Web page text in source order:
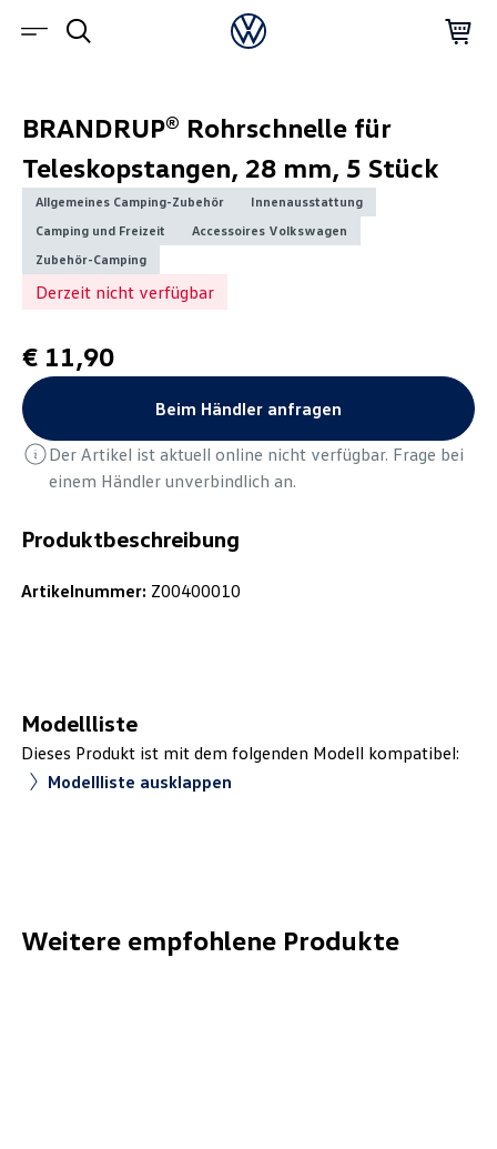
Produktbeschreibung
Artikelnummer: Z00400010
Modellliste
Dieses Produkt ist mit dem folgenden Modell kompatibel:
Modellliste ausklappen
BRANDRUP® Rohrschnelle für
Teleskopstangen, 28 mm, 5 Stück
Allgemeines Camping-Zubehör
Innenausstattung
Camping und Freizeit
Accessoires Volkswagen
Zubehör-Camping
Derzeit nicht verfügbar
€ 11,90
Beim Händler anfragen
Der Artikel ist aktuell online nicht verfügbar. Frage bei
einem Händler unverbindlich an.
Weitere empfohlene Produkte